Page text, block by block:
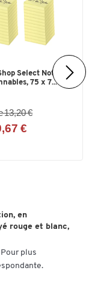
Select Notes
75 x 7...
13,20 €
€
en
rouge et blanc,
plus